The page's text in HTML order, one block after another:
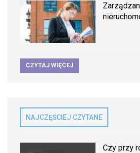
CZYTAJ WIĘCEJ
NAJCZĘŚCIEJ CZYTANE
Czy przy